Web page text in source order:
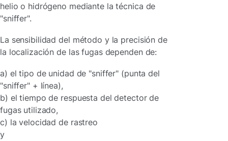
helio o hidrógeno mediante la técnica de
"sniffer".
La sensibilidad del método y la precisión de
la localización de las fugas dependen de:
a) el tipo de unidad de "sniffer" (punta del
"sniffer" + línea),
b) el tiempo de respuesta del detector de
fugas utilizado,
c) la velocidad de rastreo
y